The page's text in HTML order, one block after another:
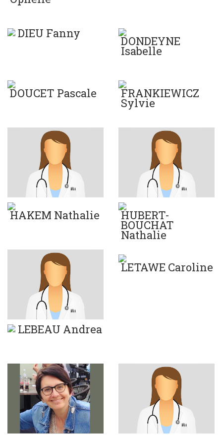
DIEU Fanny
DONDEYNE
Isabelle
DOUCET Pascale FRANKIEWICZ
Sylvie
HAKEM Nathalie HUBERT-
BOUCHAT
Nathalie
LEBEAU Andrea
LETAWE Caroline